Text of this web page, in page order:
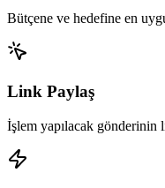
Bütçene ve hedefine en
Link Paylaş
İşlem yapılacak gönderinin